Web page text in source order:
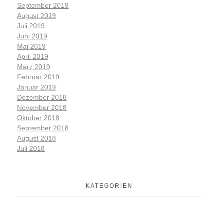
September 2019
August 2019
Juli 2019
Juni 2019
Mai 2019
April 2019
März 2019
Februar 2019
Januar 2019
Dezember 2018
November 2018
Oktober 2018
September 2018
August 2018
Juli 2018
KATEGORIEN